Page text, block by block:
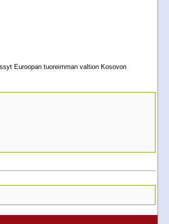
Euroopan tuoreimman valtion Kosovon